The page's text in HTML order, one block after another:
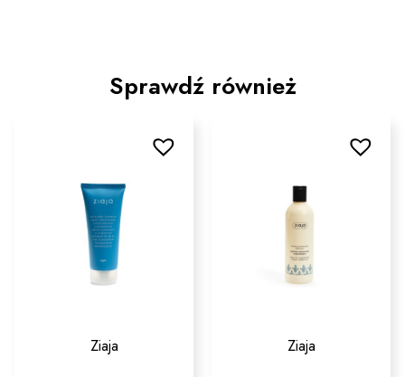
Sprawdź również
Ziaja Ziaja